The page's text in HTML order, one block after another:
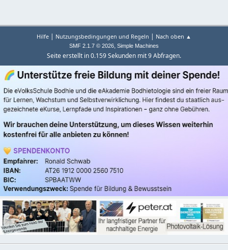
Hilfe | Nutzungsbedingungen und Regeln | Nach oben ▲
SMF 2.1.7 © 2026, Simple Machines
Seite erstellt in 0.159 Sekunden mit 9 Abfragen.